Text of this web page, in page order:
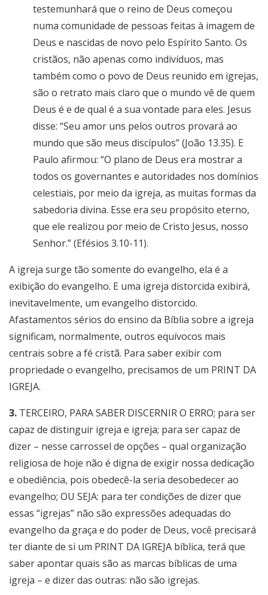
testemunhará que o reino de Deus começou
numa comunidade de pessoas feitas à imagem de
Deus e nascidas de novo pelo Espírito Santo. Os
cristãos, não apenas como indivíduos, mas
também como o povo de Deus reunido em igrejas,
são o retrato mais claro que o mundo vê de quem
Deus é e de qual é a sua vontade para eles. Jesus
disse: “Seu amor uns pelos outros provará ao
mundo que são meus discípulos” (João 13.35). E
Paulo afirmou: “O plano de Deus era mostrar a
todos os governantes e autoridades nos domínios
celestiais, por meio da igreja, as muitas formas da
sabedoria divina. Esse era seu propósito eterno,
que ele realizou por meio de Cristo Jesus, nosso
Senhor.” (Efésios 3.10-11).
A igreja surge tão somente do evangelho, ela é a
exibição do evangelho. E uma igreja distorcida exibirá,
inevitavelmente, um evangelho distorcido.
Afastamentos sérios do ensino da Bíblia sobre a igreja
significam, normalmente, outros equívocos mais
centrais sobre a fé cristã. Para saber exibir com
propriedade o evangelho, precisamos de um PRINT DA
IGREJA.
3. TERCEIRO, PARA SABER DISCERNIR O ERRO; para ser
capaz de distinguir igreja e igreja; para ser capaz de
dizer – nesse carrossel de opções – qual organização
religiosa de hoje não é digna de exigir nossa dedicação
e obediência, pois obedecê-la seria desobedecer ao
evangelho; OU SEJA: para ter condições de dizer que
essas “igrejas” não são expressões adequadas do
evangelho da graça e do poder de Deus, você precisará
ter diante de si um PRINT DA IGREJA bíblica, terá que
saber apontar quais são as marcas bíblicas de uma
igreja – e dizer das outras: não são igrejas.